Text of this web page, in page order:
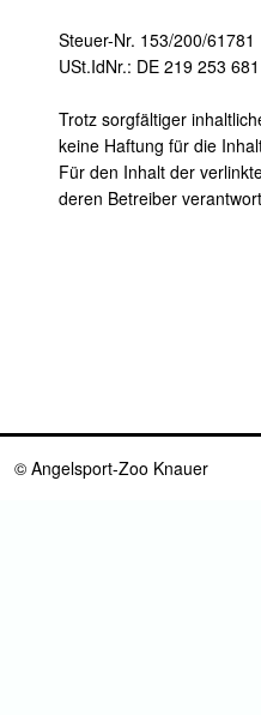
Steuer-Nr. 153/200/61781
USt.IdNr.: DE 219 253 681
Trotz sorgfältiger
keine Haftung für die
Für den Inhalt der
deren Betreiber
© Angelsport-Zoo Knauer